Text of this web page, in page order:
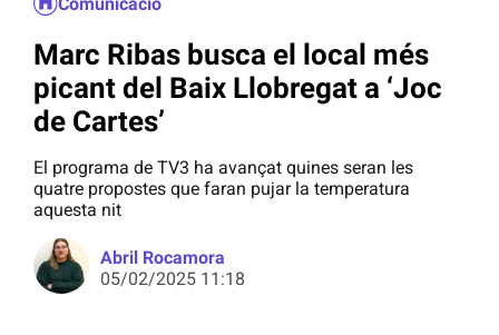
Marc Ribas busca el local més
picant del Baix Llobregat a ‘Joc
de Cartes’
El programa de TV3 ha avançat quines seran les
quatre propostes que faran pujar la temperatura
aquesta nit
Abril Rocamora
05/02/2025 11:18